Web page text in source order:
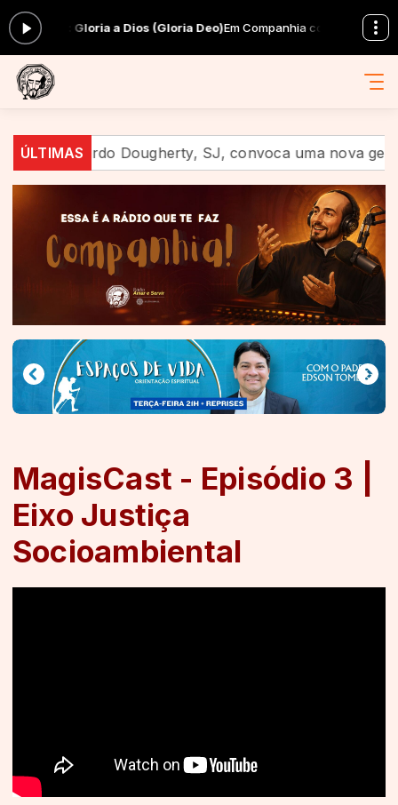
Gloria a Dios (Gloria Deo)Em Companhia com Equipe Amar e
ÚLTIMASDougherty, SJ, convoca uma nova geração a
MagisCast - Episódio 3 |
Eixo Justiça
Socioambiental